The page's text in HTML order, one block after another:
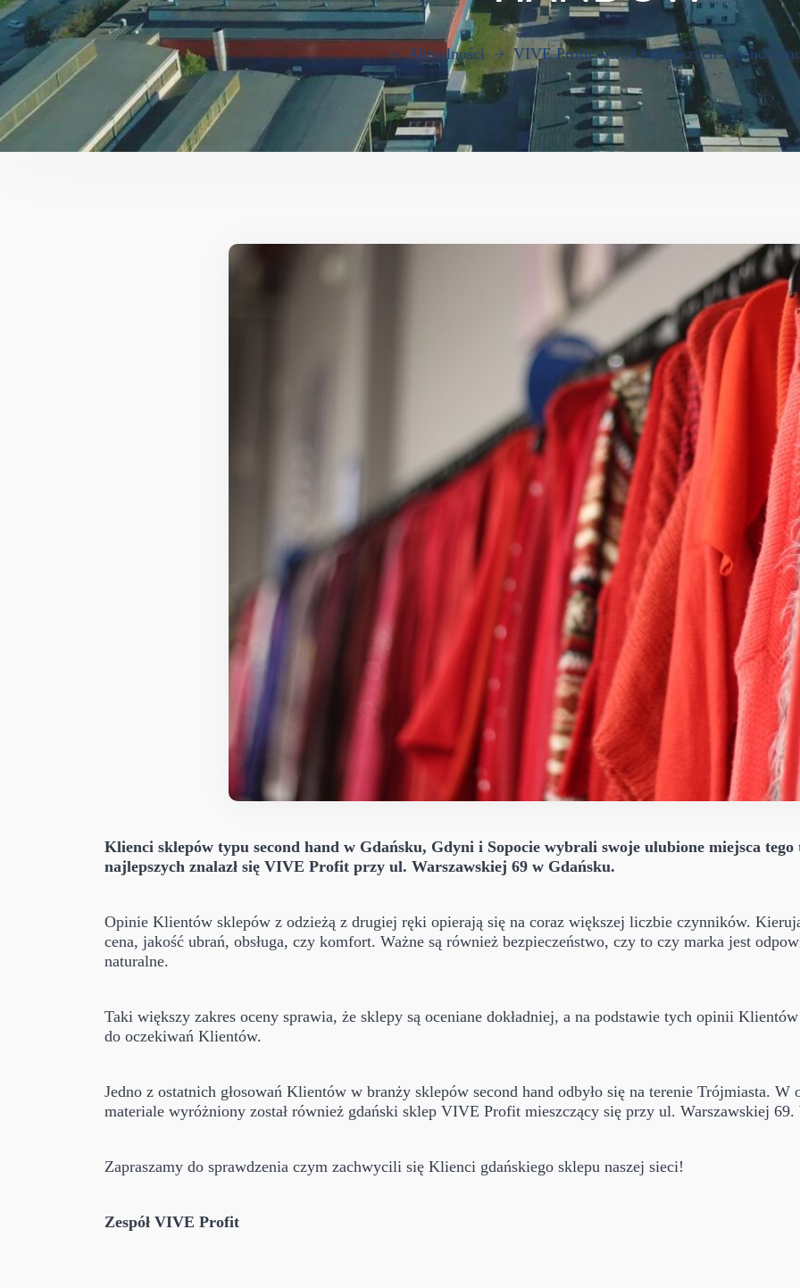
Aktualności VIVE Profit wśród najlepszych second-
Klienci sklepów typu second hand w Gdańsku, Gdyni i Sopocie wybrali swoje ulubione miejsca
najlepszych znalazł się VIVE Profit przy ul. Warszawskiej 69 w Gdańsku.
Opinie Klientów sklepów z odzieżą z drugiej ręki opierają się na coraz większej liczbie czynników.
cena, jakość ubrań, obsługa, czy komfort. Ważne są również bezpieczeństwo, czy to czy marka jest
naturalne.
Taki większy zakres oceny sprawia, że sklepy są oceniane dokładniej, a na podstawie tych opinii
do oczekiwań Klientów.
Jedno z ostatnich głosowań Klientów w branży sklepów second hand odbyło się na terenie Trójmiasta.
materiale wyróżniony został również gdański sklep VIVE Profit mieszczący się przy ul. Warszawskiej
Zapraszamy do sprawdzenia czym zachwycili się Klienci gdańskiego sklepu naszej sieci!
Zespół VIVE Profit